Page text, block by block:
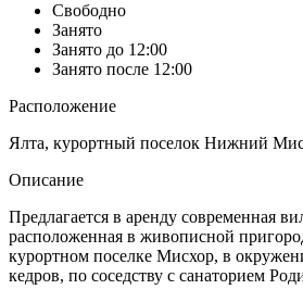
Свободно
Занято
Занято до 12:00
Занято после 12:00
Расположение
Ялта, курортный поселок Нижний
Описание
Предлагается в аренду современная
расположенная в живописной
курортном поселке Мисхор, в
кедров, по соседству с санаторием